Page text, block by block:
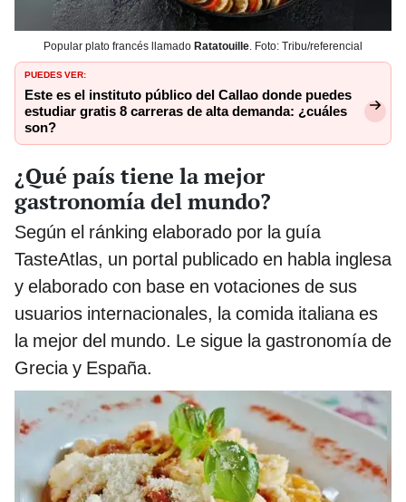
Popular plato francés llamado Ratatouille . Foto: Tribu/referencial
PUEDES VER:
Este es el instituto público del Callao donde puedes
estudiar gratis 8 carreras de alta demanda: ¿cuáles
son?
¿Qué país tiene la mejor
gastronomía del mundo?
Según el ránking elaborado por la guía
TasteAtlas, un portal publicado en habla inglesa
y elaborado con base en votaciones de sus
usuarios internacionales, la comida italiana es
la mejor del mundo. Le sigue la gastronomía de
Grecia y España.